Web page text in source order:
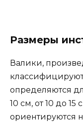
Размеры
Валики,
определяются
10 см, от 10 до 15
ориентируются